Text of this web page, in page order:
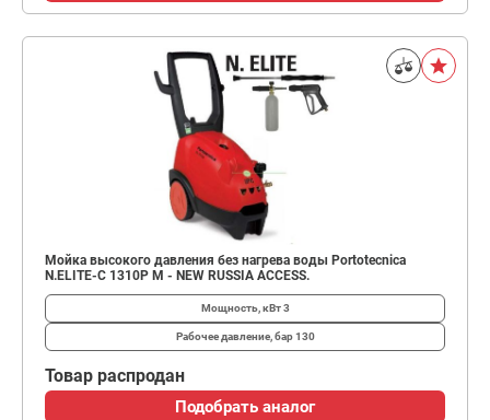
Мойка высокого давления без нагрева воды Portotecnica
N.ELITE-C 1310P M - NEW RUSSIA ACCESS.
Мощность, кВт3
Рабочее давление, бар130
Товар распродан
Подобрать аналог